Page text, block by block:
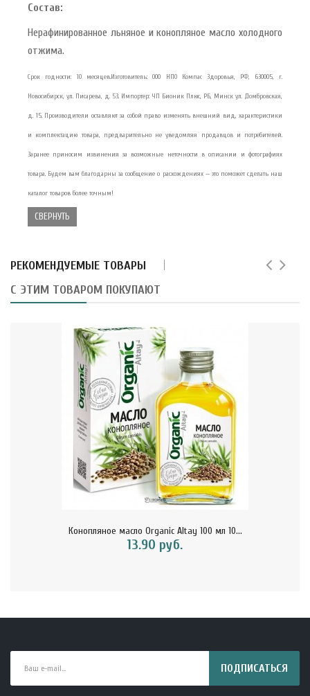
Состав:
Нерафинированное льняное и конопляное масло холодного
отжима.
Срок годности: 10 месяцев.Изготовитель: ООО НПО Компас Здоровья, РФ, 630005, г.
Новосибирск, ул. Писарева, д. 53. Импортер: ЧП Бионик Плюс, РБ, Минск ул. Домбровская,
д. 15. Производители оставляют за собой право изменять внешний вид, характеристики
и комплектацию товара, предварительно не уведомляя продавцов и потребителей.
Заранее приносим извинения за возможные неточности в описании и фотографиях
товара. Будем вам благодарны за сообщение о расхождениях — это поможет сделать наш
каталог товаров более точным!
СВЕРНУТЬ
РЕКОМЕНДУЕМЫЕ ТОВАРЫ
С ЭТИМ ТОВАРОМ ПОКУПАЮТ
Конопляное масло Organic Altay 100 мл 10...
13.90 руб.
ПОДПИСАТЬСЯ